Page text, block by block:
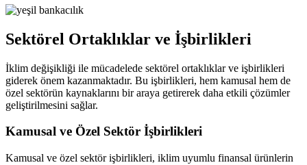
Sektörel Ortaklıklar ve İşbirlikleri
İklim değişikliği ile mücadelede sektörel ortaklıklar ve işbirlikleri
giderek önem kazanmaktadır. Bu işbirlikleri, hem kamusal hem de
özel sektörün kaynaklarını bir araya getirerek daha etkili çözümler
geliştirilmesini sağlar.
Kamusal ve Özel Sektör İşbirlikleri
Kamusal ve özel sektör işbirlikleri, iklim uyumlu finansal ürünlerin